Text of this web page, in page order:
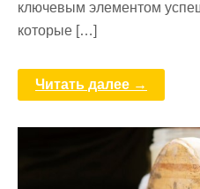
ключевым элементом
которые […]
Читать далее →